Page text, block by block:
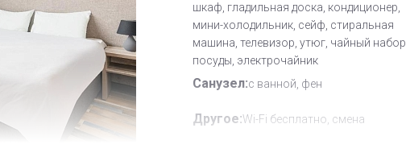
шкаф, гладильная доска, кондиционер,
мини-холодильник, сейф, стиральная
машина, телевизор, утюг, чайный набор
посуды, электрочайник
Санузел:с ванной, фен
Другое:Wi-Fi бесплатно, смена